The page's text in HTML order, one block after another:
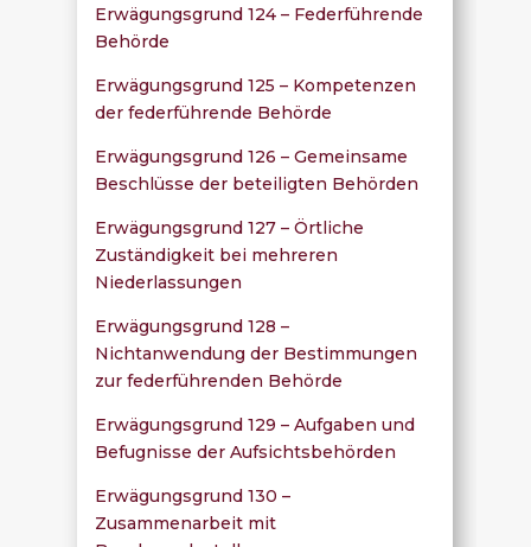
Erwägungsgrund 124 – Federführende
Behörde
Erwägungsgrund 125 – Kompetenzen
der federführende Behörde
Erwägungsgrund 126 – Gemeinsame
Beschlüsse der beteiligten Behörden
Erwägungsgrund 127 – Örtliche
Zuständigkeit bei mehreren
Niederlassungen
Erwägungsgrund 128 –
Nichtanwendung der Bestimmungen
zur federführenden Behörde
Erwägungsgrund 129 – Aufgaben und
Befugnisse der Aufsichtsbehörden
Erwägungsgrund 130 –
Zusammenarbeit mit